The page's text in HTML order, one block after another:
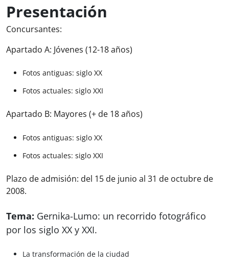
Presentación
Concursantes:
Apartado A: Jóvenes (12-18 años)
Fotos antiguas: siglo XX
Fotos actuales: siglo XXI
Apartado B: Mayores (+ de 18 años)
Fotos antiguas: siglo XX
Fotos actuales: siglo XXI
Plazo de admisión: del 15 de junio al 31 de octubre de
2008.
Tema: Gernika-Lumo: un recorrido fotográfico
por los siglo XX y XXI.
La transformación de la ciudad